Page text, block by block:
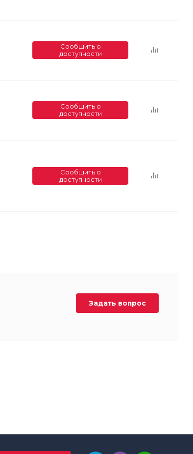
Сообщить о
доступности
Сообщить о
доступности
Сообщить о
доступности
Задать вопрос